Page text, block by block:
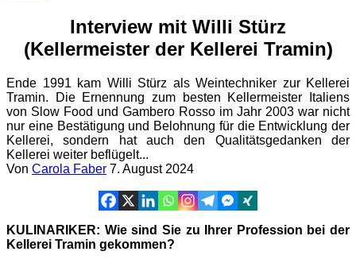
Interview mit Willi Stürz
(Kellermeister der Kellerei Tramin)
Ende 1991 kam Willi Stürz als Weintechniker zur Kellerei
Tramin. Die Ernennung zum besten Kellermeister Italiens
von Slow Food und Gambero Rosso im Jahr 2003 war nicht
nur eine Bestätigung und Belohnung für die Entwicklung der
Kellerei, sondern hat auch den Qualitätsgedanken der
Kellerei weiter beflügelt...
Von Carola Faber 7. August 2024
KULINARIKER: Wie sind Sie zu Ihrer Profession bei der
Kellerei Tramin gekommen?